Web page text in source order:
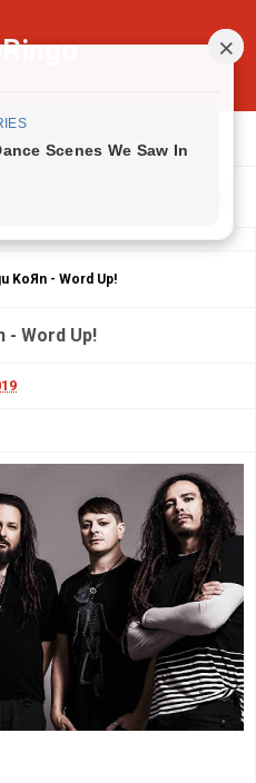
KoЯn - Word Up!
- Word Up!